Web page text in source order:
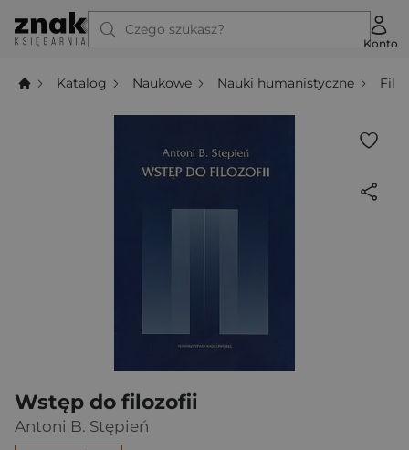
Czego szukasz?
Konto
Katalog Naukowe Nauki humanistyczne
Wstęp do filozofii
Antoni B. Stępień